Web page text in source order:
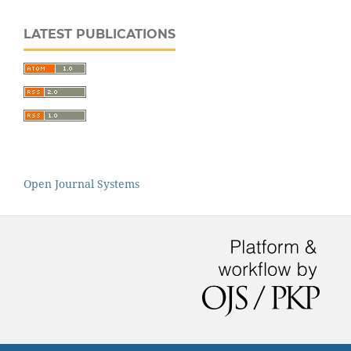
LATEST PUBLICATIONS
Open Journal Systems